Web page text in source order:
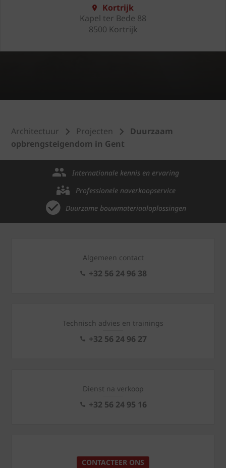
Kortrijk
Kapel ter Bede 88
8500 Kortrijk
Architectuur Projecten
Duurzaam
opbrengsteigendom in Gent
Internationale kennis en ervaring
Professionele naverkoopservice
Duurzame bouwmateriaaloplossingen
Algemeen contact
+32 56 24 96 38
Technisch advies en trainings
+32 56 24 96 27
Dienst na verkoop
+32 56 24 95 16
CONTACTEER ONS